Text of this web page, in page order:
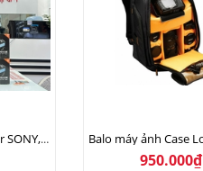
Trigger Godox X2T For SONY, CANON, NIKON ( NEW )
950.000₫